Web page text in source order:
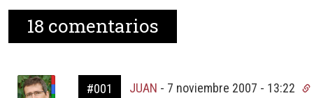
18 comentarios
#001 JUAN - 7 noviembre 2007 - 13:22